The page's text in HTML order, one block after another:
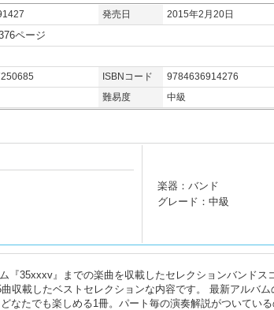
発売日
2015年2月20日
ページ
ISBNコード
9784636914276
難易度 中級
楽器：バンド
グレード：中級
『35xxxv』までの楽曲を収載したセレクションバンドス
収載したベストセレクションな内容です。 最新アルバム
なたでも楽しめる1冊。パート毎の演奏解説がついてい